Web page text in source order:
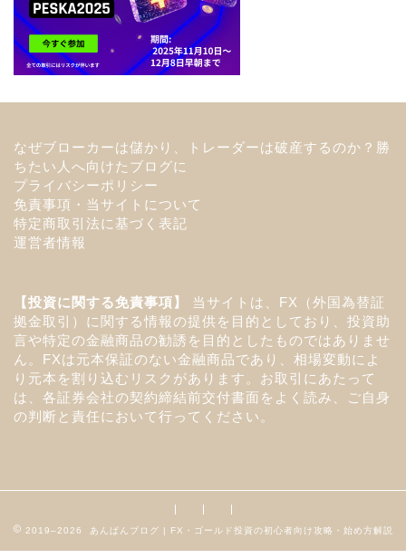
なぜブローカーは儲かり、トレーダーは破産するのか？勝
ちたい人へ向けたブログに
プライバシーポリシー
免責事項・当サイトについて
特定商取引法に基づく表記
運営者情報
【投資に関する免責事項】
当サイトは、FX（外国為替証
拠金取引）に関する情報の提供を目的としており、投資助
言や特定の金融商品の勧誘を目的としたものではありませ
ん。FXは元本保証のない金融商品であり、相場変動によ
り元本を割り込むリスクがあります。お取引にあたって
は、各証券会社の契約締結前交付書面をよく読み、ご自身
の判断と責任において行ってください。
2019–2026 あんぱんブログ | FX・ゴールド投資の初心者向け攻略・始め方解説